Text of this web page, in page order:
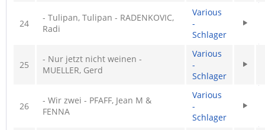
24
- Tulipan, Tulipan - RADENKOVIC,
Radi
Various
-
Schlager
25
- Nur jetzt nicht weinen -
MUELLER, Gerd
Various
-
Schlager
26
- Wir zwei - PFAFF, Jean M &
FENNA
Various
-
Schlager